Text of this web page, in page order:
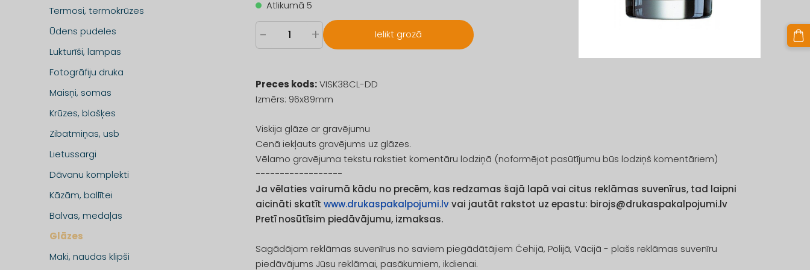
Termosi, termokrūzes
Ūdens pudeles
Lukturīši, lampas
Fotogrāfiju druka
Maisņi, somas
Krūzes, blašķes
Zibatmiņas, usb
Lietussargi
Dāvanu komplekti
Kāzām, ballītei
Balvas, medaļas
Glāzes
Maki, naudas klipši
Atlikumā 5
- + Ielikt grozā
Preces kods:VISK38CL-DD
Izmērs: 96x89mm
Viskija glāze ar gravējumu
Cenā iekļauts gravējums uz glāzes.
Vēlamo gravējuma tekstu rakstiet komentāru lodziņā (noformējot pasūtījumu būs lodziņš komentāriem)
------------------
Ja vēlaties vairumā kādu no precēm, kas redzamas šajā lapā vai citus reklāmas suvenīrus, tad laipni
aicināti skatītwww.drukaspakalpojumi.lvvai jautāt rakstot uz epastu: birojs@drukaspakalpojumi.lv
Pretī nosūtīsim piedāvājumu, izmaksas.
Sagādājam reklāmas suvenīrus no saviem piegādātājiem Čehijā, Polijā, Vācijā - plašs reklāmas suvenīru
piedāvājums Jūsu reklāmai, pasākumiem, ikdienai.